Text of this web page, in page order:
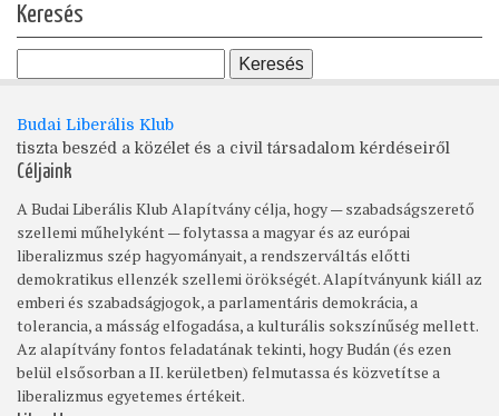
Keresés
Budai Liberális Klub
tiszta beszéd a közélet és a civil társadalom kérdéseiről
Céljaink
A Budai Liberális Klub Alapítvány célja, hogy — szabadságszerető
szellemi műhelyként — folytassa a magyar és az európai
liberalizmus szép hagyományait, a rendszerváltás előtti
demokratikus ellenzék szellemi örökségét. Alapítványunk kiáll az
emberi és szabadságjogok, a parlamentáris demokrácia, a
tolerancia, a másság elfogadása, a kulturális sokszínűség mellett.
Az alapítvány fontos feladatának tekinti, hogy Budán (és ezen
belül elsősorban a II. kerületben) felmutassa és közvetítse a
liberalizmus egyetemes értékeit.